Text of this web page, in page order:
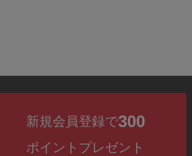
新規会員登録で300
ポイントプレゼント